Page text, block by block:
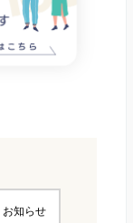
お知らせ